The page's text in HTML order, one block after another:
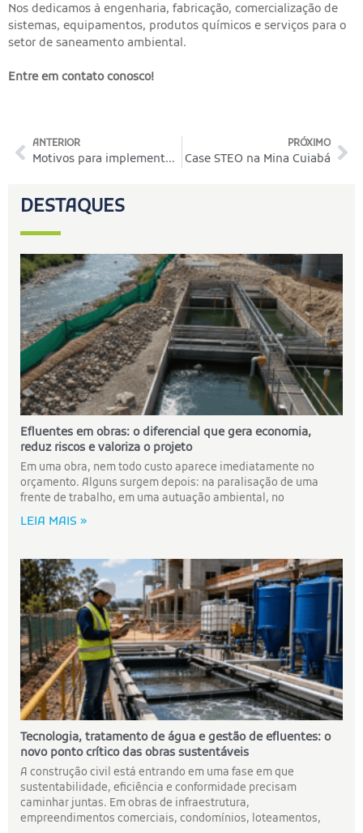
DESTAQUES
Efluentes em obras: o diferencial que gera economia,
reduz riscos e valoriza o projeto
Em uma obra, nem todo custo aparece imediatamente no
orçamento. Alguns surgem depois: na paralisação de uma
frente de trabalho, em uma autuação ambiental, no
LEIA MAIS »
Tecnologia, tratamento de água e gestão de efluentes: o
novo ponto crítico das obras sustentáveis
A construção civil está entrando em uma fase em que
sustentabilidade, eficiência e conformidade precisam
caminhar juntas. Em obras de infraestrutura,
empreendimentos comerciais, condomínios, loteamentos,
Nos dedicamos à engenharia, fabricação, comercialização de
sistemas, equipamentos, produtos químicos e serviços para o
setor de saneamento ambiental.
Entre em contato conosco!
ANTERIOR
Motivos para implementar uma solução BOT para tratamento de água e efluentes
PRÓXIMO
Case STEO na Mina Cuiabá